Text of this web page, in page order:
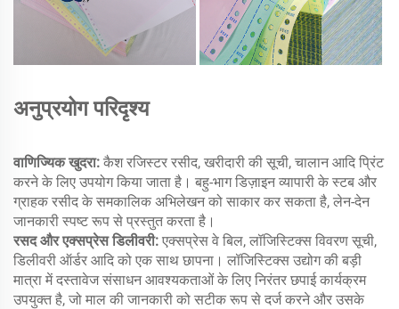
अनुप्रयोग परिदृश्य
वाणिज्यिक खुदरा: कैश रजिस्टर रसीद, खरीदारी की सूची, चालान आदि प्रिंट
करने के लिए उपयोग किया जाता है। बहु-भाग डिज़ाइन व्यापारी के स्टब और
ग्राहक रसीद के समकालिक अभिलेखन को साकार कर सकता है, लेन-देन
जानकारी स्पष्ट रूप से प्रस्तुत करता है।
रसद और एक्सप्रेस डिलीवरी: एक्सप्रेस वे बिल, लॉजिस्टिक्स विवरण सूची,
डिलीवरी ऑर्डर आदि को एक साथ छापना। लॉजिस्टिक्स उद्योग की बड़ी
मात्रा में दस्तावेज संसाधन आवश्यकताओं के लिए निरंतर छपाई कार्यक्रम
उपयुक्त है, जो माल की जानकारी को सटीक रूप से दर्ज करने और उसके